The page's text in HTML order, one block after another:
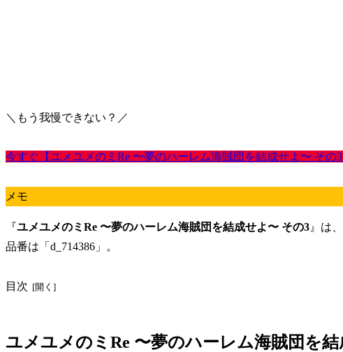
＼もう我慢できない？／
今すぐ【ユメユメのミRe 〜夢のハーレム海賊団を結成せよ〜 その
メモ
『ユメユメのミRe 〜夢のハーレム海賊団を結成せよ〜 その3 』は
品番は「d_714386」。
目次
ユメユメのミRe 〜夢のハーレム海賊団を